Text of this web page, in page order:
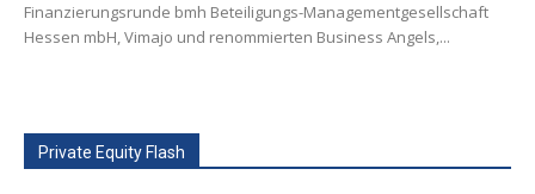
Finanzierungsrunde bmh Beteiligungs-Managementgesellschaft
Hessen mbH, Vimajo und renommierten Business Angels,...
Private Equity Flash